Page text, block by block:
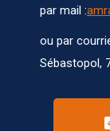
par mail :
ou par
Sébastopol,